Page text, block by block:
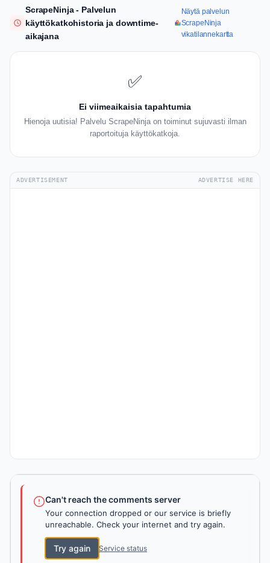
ScrapeNinja - Palvelun
käyttökatkohistoria ja downtime-
aikajana
Näytä palvelun
ScrapeNinja
vikatilannekartta
✅
Ei viimeaikaisia tapahtumia
Hienoja uutisia! Palvelu ScrapeNinja on toiminut sujuvasti ilman
raportoituja käyttökatkoja.
ADVERTISEMENT ADVERTISE HERE
Can't reach the comments server
Your connection dropped or our service is briefly
unreachable. Check your internet and try again.
Try again Service status